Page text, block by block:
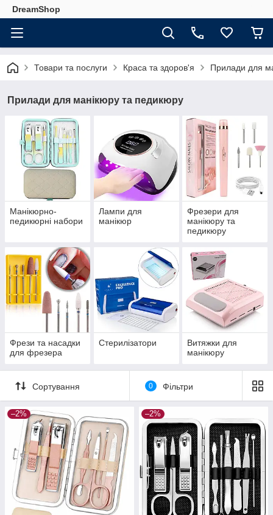
DreamShop
Товари та послуги Краса та здоров'я Прилади для
Прилади для манікюру та педикюру
Манікюрно-
педикюрні набори
Лампи для
манікюр
Фрезери для
манікюру та
педикюру
Фрези та насадки
для фрезера
Стерилізатори
Витяжки для
манікюру
Сортування 0 Фільтри
–2% –2%